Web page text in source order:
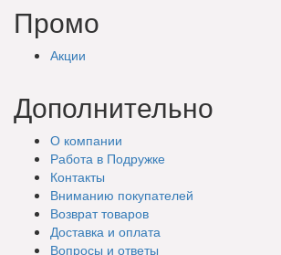
Промо
Акции
Дополнительно
О компании
Работа в Подружке
Контакты
Вниманию покупателей
Возврат товаров
Доставка и оплата
Вопросы и ответы